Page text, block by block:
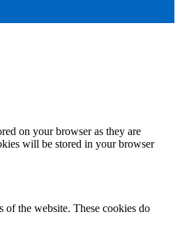
on your browser as they are
will be stored in your browser
of the website. These cookies do